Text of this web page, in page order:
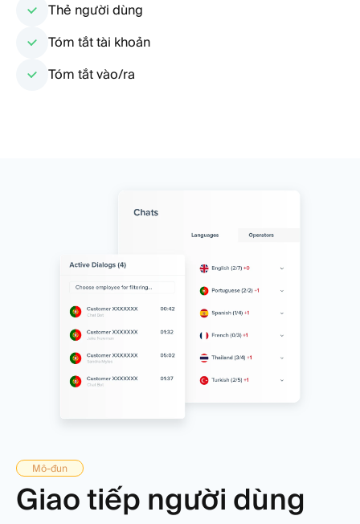
Thẻ người dùng
Tóm tắt tài khoản
Tóm tắt vào/ra
Mô-đun
Giao tiếp người dùng